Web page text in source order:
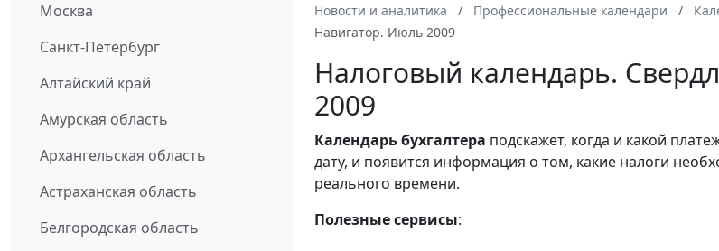
Москва
Санкт-Петербург
Алтайский край
Амурская область
Архангельская область
Астраханская область
Белгородская область
Новости и аналитика Профессиональные календари
Навигатор. Июль 2009
Налоговый календарь.
2009
Календарьбухгалтера подскажет, когда и какой
дату, и появится информация о том, какие налоги
реального времени.
Полезные сервисы: